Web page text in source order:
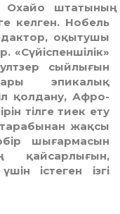
штатының
келген. Нобель
оқытушы
«Сүйіспеншілік»
сыйлығын
эпикалық
қолдану, Афро-
тілге тиек ету
жақсы
шығармасын
істеген ізгі